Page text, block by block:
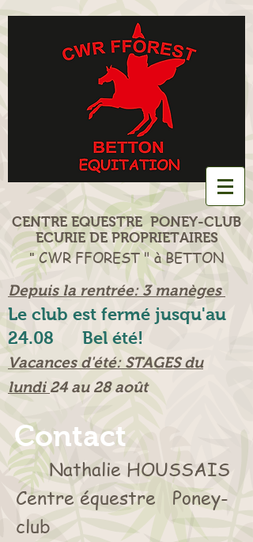
CENTRE EQUESTRE PONEY-CLUB
ECURIE DE PROPRIETAIRES
"CWR FFOREST " à BETTON
Depuis la rentrée: 3 manèges
Le club est fermé jusqu'au
24.08 Bel été!
Vacances d'été: STAGES du
lundi 24 au 28 août
Contact
Nathalie HOUSSAIS
Centre équestre Poney-
club